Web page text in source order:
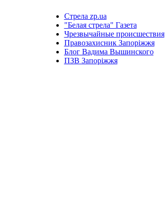
Стрела zp.ua
"Белая стрела" Газета
Чрезвычайные происшествия
Правозахисник Запоріжжя
Блог Вадима Вышинского
ПЗВ Запоріжжя